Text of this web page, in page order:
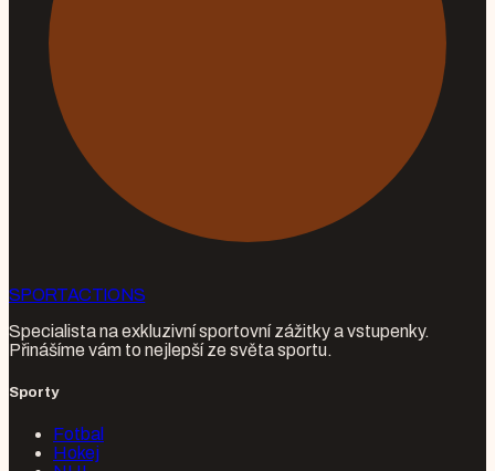
SPORTACTIONS
Specialista na exkluzivní sportovní zážitky a vstupenky.
Přinášíme vám to nejlepší ze světa sportu.
Sporty
Fotbal
Hokej